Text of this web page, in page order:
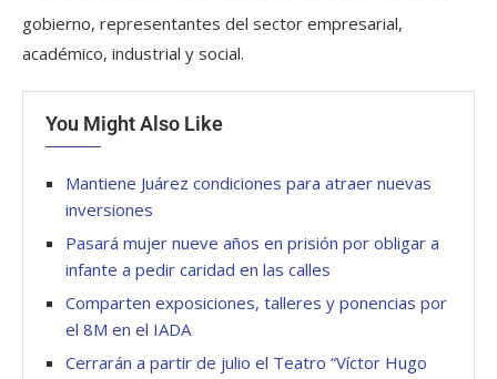
gobierno, representantes del sector empresarial,
académico, industrial y social.
You Might Also Like
Mantiene Juárez condiciones para atraer nuevas
inversiones
Pasará mujer nueve años en prisión por obligar a
infante a pedir caridad en las calles
Comparten exposiciones, talleres y ponencias por
el 8M en el IADA
Cerrarán a partir de julio el Teatro “Víctor Hugo